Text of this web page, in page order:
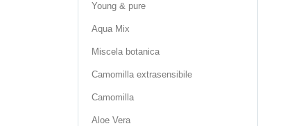
Young & pure
Aqua Mix
Miscela botanica
Camomilla extrasensibile
Camomilla
Aloe Vera